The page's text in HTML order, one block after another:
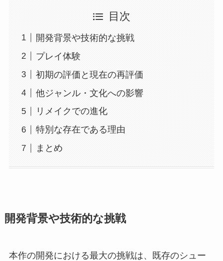
目次
開発背景や技術的な挑戦
プレイ体験
初期の評価と現在の再評価
他ジャンル・文化への影響
リメイクでの進化
特別な存在である理由
まとめ
開発背景や技術的な挑戦
本作の開発における最大の挑戦は、既存のシュー